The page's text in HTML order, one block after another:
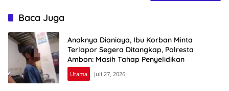
Baca Juga
Anaknya Dianiaya, Ibu Korban Minta
Terlapor Segera Ditangkap, Polresta
Ambon: Masih Tahap Penyelidikan
Utama Juli 27, 2026